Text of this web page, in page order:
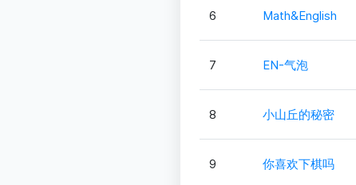
6 Math&English
7 EN-气泡
8 小山丘的秘密
9 你喜欢下棋吗